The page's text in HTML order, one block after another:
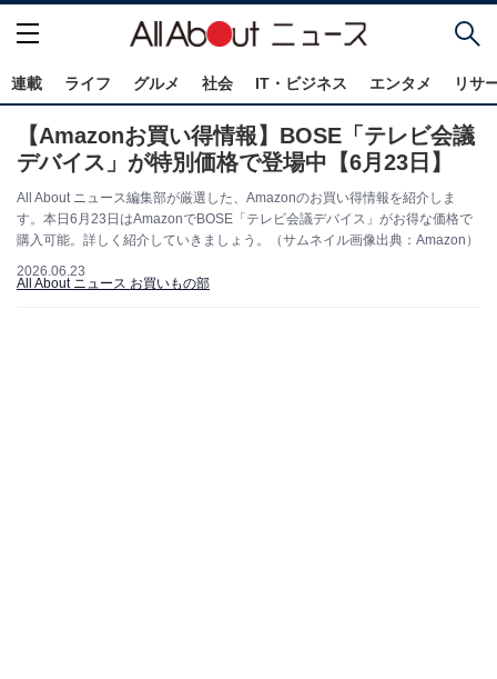
連載 ライフ グルメ 社会 IT・ビジネス エンタメ リサ
【Amazonお買い得情報】BOSE「テレビ会議
デバイス」が特別価格で登場中【6月23日】
All About ニュース編集部が厳選した、Amazonのお買い得情報を紹介しま
す。本日6月23日はAmazonでBOSE「テレビ会議デバイス」がお得な価格で
購入可能。詳しく紹介していきましょう。（サムネイル画像出典：Amazon）
2026.06.23
All About ニュース お買いもの部